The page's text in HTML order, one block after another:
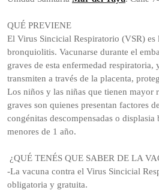
QUÉ PREVIENE
El Virus Sincicial Respiratorio (VSR) es
bronquiolitis. Vacunarse durante el
graves de esta enfermedad respiratoria,
transmiten a través de la placenta,
Los niños y las niñas que tienen mayor
graves son quienes presentan factores
congénitas descompensadas o
menores de 1 año.
¿QUÉ TENÉS QUE SABER DE LA
-La vacuna contra el Virus Sincicial
obligatoria y gratuita.